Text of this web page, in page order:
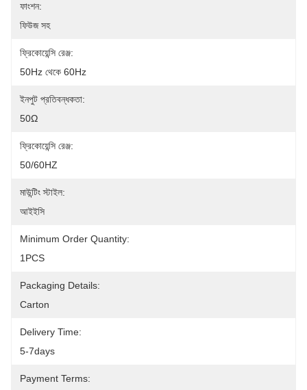
ফাংশন:
ফিউজ সহ
ফ্রিকোয়েন্সি রেঞ্জ:
50Hz থেকে 60Hz
ইনপুট প্রতিবন্ধকতা:
50Ω
ফ্রিকোয়েন্সি রেঞ্জ:
50/60HZ
মাউন্টিং স্টাইল:
আইইসি
Minimum Order Quantity:
1PCS
Packaging Details:
Carton
Delivery Time:
5-7days
Payment Terms: